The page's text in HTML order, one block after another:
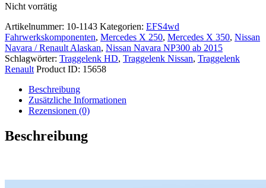
Nicht vorrätig
Artikelnummer: 10-1143 Kategorien: EFS4wd
Fahrwerkskomponenten, Mercedes X 250, Mercedes X 350, Nissan
Navara / Renault Alaskan, Nissan Navara NP300 ab 2015
Schlagwörter: Traggelenk HD, Traggelenk Nissan, Traggelenk
Renault Product ID: 15658
Beschreibung
Zusätzliche Informationen
Rezensionen (0)
Beschreibung